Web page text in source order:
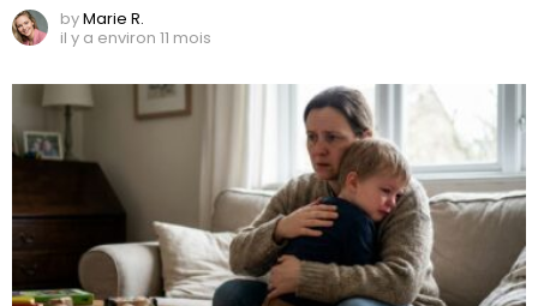
byMarie R.
il y a environ 11 mois